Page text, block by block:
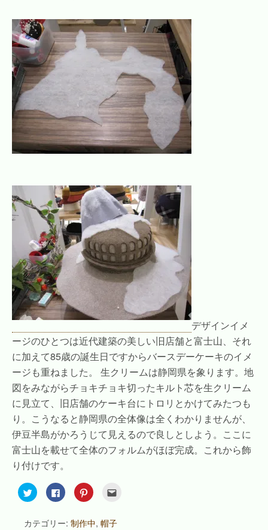
デザインイメ
ージのひとつは近代建築の美しい旧店舗と富士山、それ
に加えて85歳の誕生日ですからバースデーケーキのイメ
ージも重ねました。 生クリームは静岡県を象ります。地
図をみながらチョキチョキ切ったキルト芯を生クリーム
に見立て、旧店舗のケーキ台にトロリとかけてみたつも
り。こうなると静岡県の全体像は全くわかりませんが、
伊豆半島がかろうじて見えるので良しとしよう。ここに
富士山を載せて全体のフォルムがほぼ完成。これから飾
り付けです。
ク
リ
し
て
F
a
o
ク
リ
し
て
カテゴリー: 制作中, 帽子